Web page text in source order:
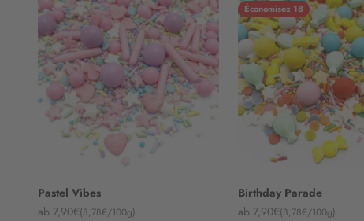
Pastel Vibes
Angebot
ab 7,90€(8,78€/100g)
Économisez 18
Birthday Parade
Angebot
ab 7,90€(8,78€/100g)